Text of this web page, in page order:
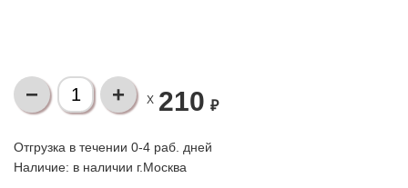
X 210 ₽
Отгрузка в течении 0-4 раб. дней
Наличие: в наличии г.Москва